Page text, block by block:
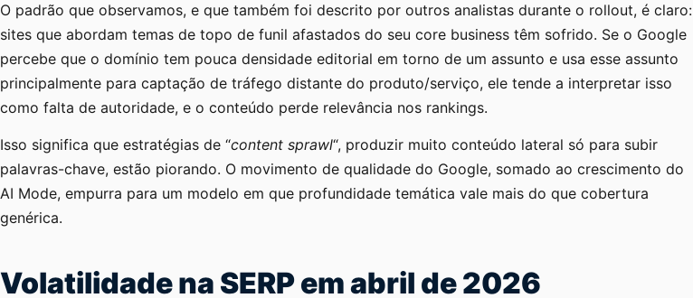
O padrão que observamos, e que também foi descrito por outros analistas durante o rollout, é claro:
sites que abordam temas de topo de funil afastados do seu core business têm sofrido. Se o Google
percebe que o domínio tem pouca densidade editorial em torno de um assunto e usa esse assunto
principalmente para captação de tráfego distante do produto/serviço, ele tende a interpretar isso
como falta de autoridade, e o conteúdo perde relevância nos rankings.
Isso significa que estratégias de “content sprawl“, produzir muito conteúdo lateral só para subir
palavras-chave, estão piorando. O movimento de qualidade do Google, somado ao crescimento do
AI Mode, empurra para um modelo em que profundidade temática vale mais do que cobertura
genérica.
Volatilidade na SERP em abril de 2026